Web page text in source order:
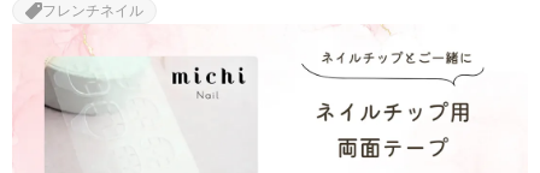
フレンチネイル